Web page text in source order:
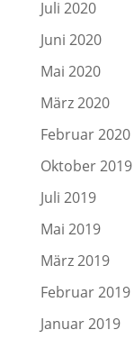
Juli 2020
Juni 2020
Mai 2020
März 2020
Februar 2020
Oktober 2019
Juli 2019
Mai 2019
März 2019
Februar 2019
Januar 2019